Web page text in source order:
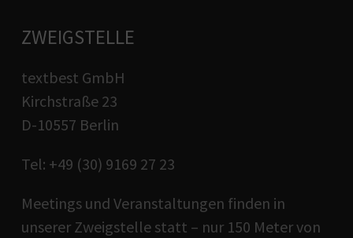
ZWEIGSTELLE
textbest GmbH
Kirchstraße 23
D-10557 Berlin
Tel: +49 (30) 9169 27 23
Meetings und Veranstaltungen finden in
unserer Zweigstelle statt – nur 150 Meter von